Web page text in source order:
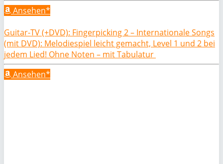
Ansehen*
Guitar-TV (+DVD): Fingerpicking 2 – Internationale Songs
(mit DVD): Melodiespiel leicht gemacht, Level 1 und 2 bei
jedem Lied! Ohne Noten – mit Tabulatur
Ansehen*